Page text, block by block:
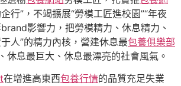
行”，不竭擴展“勞模工匠進校園”“年夜
影響力，把勞模精力、休息精力、
人”的精力內核，營建休息最包養俱樂部
休息最巨大、休息最漂亮的社會風氣。
在增進高東西包養行情的品質充足失業